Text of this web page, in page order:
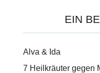
EIN
Alva & Ida
7 Heilkräuter gegen